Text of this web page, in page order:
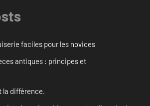
faciles pour les novices
antiques : principes et
la différence.